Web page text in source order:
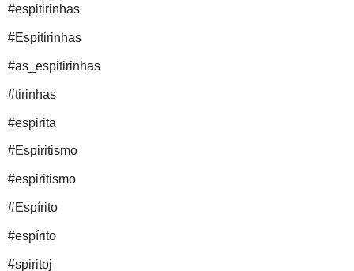
#espitirinhas
#Espitirinhas
#as_espitirinhas
#tirinhas
#espirita
#Espiritismo
#espiritismo
#Espírito
#espírito
#spiritoj